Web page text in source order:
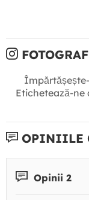
Etichetează-ne
OPINIILE
Opinii 2